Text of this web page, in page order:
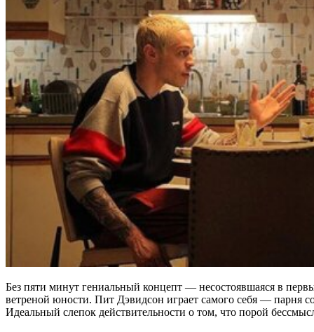
Без пяти минут гениальный концепт ― несостоявшаяся в
ветреной юности. Пит Дэвидсон играет самого себя ― парня
Идеальный слепок действительности о том, что порой